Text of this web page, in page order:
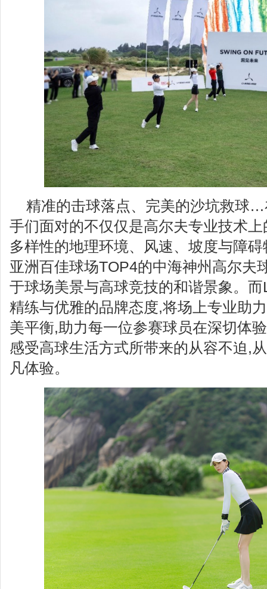
精准的击球落点、完美的沙坑救球
手们面对的不仅仅是高尔夫专业技术
多样性的地理环境、风速、坡度与障
亚洲百佳球场TOP4的中海神州高尔夫
于球场美景与高球竞技的和谐景象。
精练与优雅的品牌态度,将场上专业助
美平衡,助力每一位参赛球员在深切体
感受高球生活方式所带来的从容不迫,
凡体验。